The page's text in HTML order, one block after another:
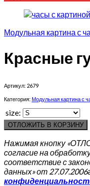
Модульная картина с
Красные
Артикул: 2679
Категория: Модульная картина с
size:
ОТЛОЖИТЬ В КОРЗИНУ
Нажимая кнопку
согласие на
соответствие с
данных» от